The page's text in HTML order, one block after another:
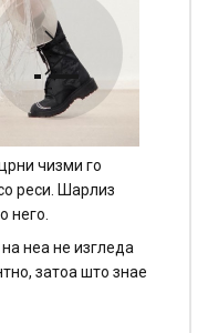
чизми го
реси. Шарлиз
него.
неа не изгледа
затоа што знае